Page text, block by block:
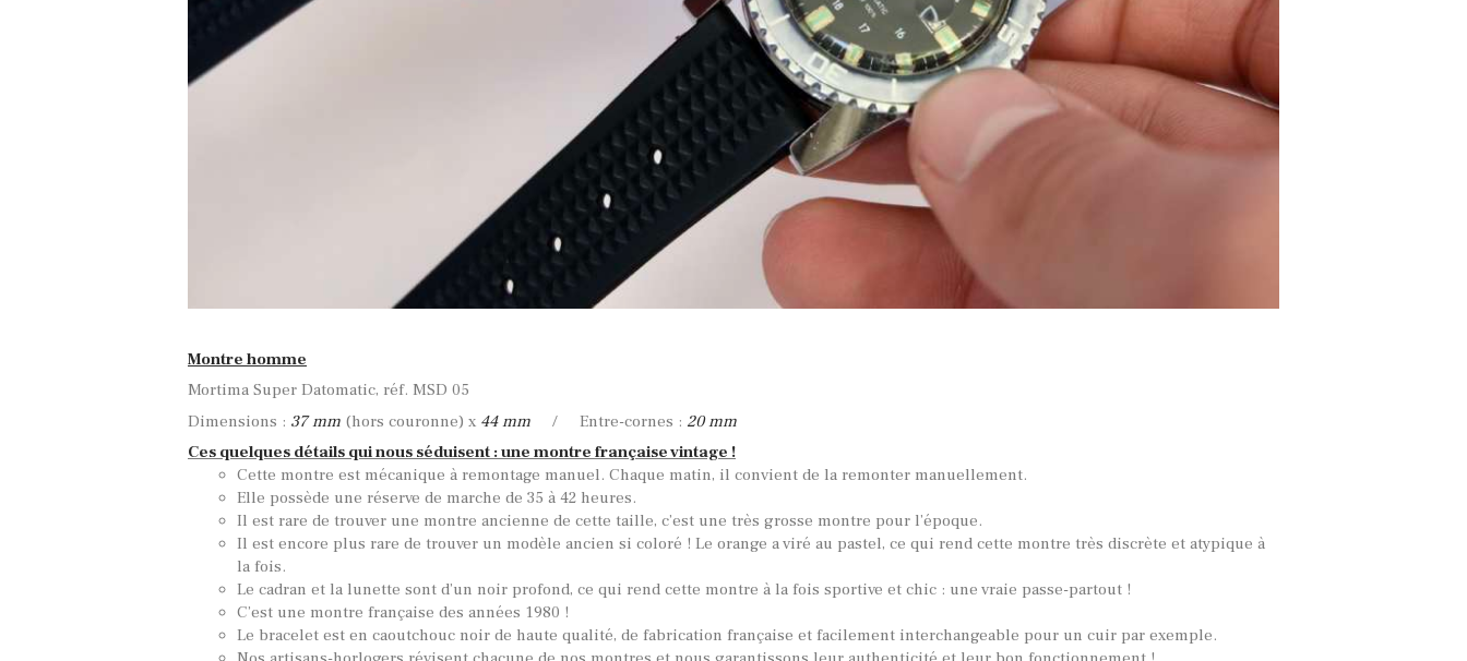
Montre homme
Mortima Super Datomatic, réf. MSD 05
Dimensions : 37 mm (hors couronne) x 44 mm / Entre-cornes : 20 mm
Ces quelques détails qui nous séduisent : une montre française vintage !
Cette montre est mécanique à remontage manuel. Chaque matin, il convient de la remonter manuellement.
Elle possède une réserve de marche de 35 à 42 heures.
Il est rare de trouver une montre ancienne de cette taille, c’est une très grosse montre pour l’époque.
Il est encore plus rare de trouver un modèle ancien si coloré ! Le orange a viré au pastel, ce qui rend cette montre très discrète et atypique à
la fois.
Le cadran et la lunette sont d’un noir profond, ce qui rend cette montre à la fois sportive et chic : une vraie passe-partout !
C’est une montre française des années 1980 !
Le bracelet est en caoutchouc noir de haute qualité, de fabrication française et facilement interchangeable pour un cuir par exemple.